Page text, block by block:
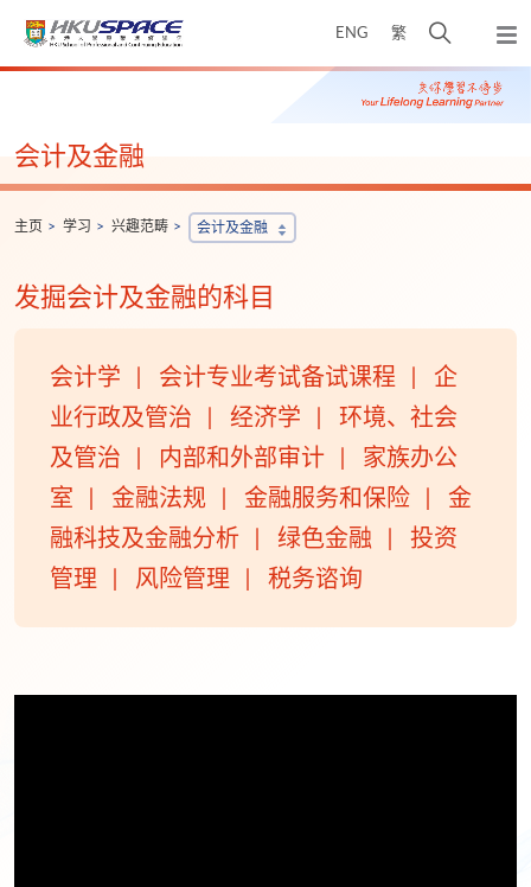
ENG 繁
开
搜
寻
面
弹
出
主
Main
会计及金融
主页 学习 兴趣范畴 会计及金融
发掘会计及金融的科目
会计学 会计专业考试备试课程
企
业行政及管治
经济学
环境、社会
及管治
内部和外部审计
家族办公
室
金融法规 金融服务和保险
金
融科技及金融分析
绿色金融
投资
管理
风险管理 税务谘询